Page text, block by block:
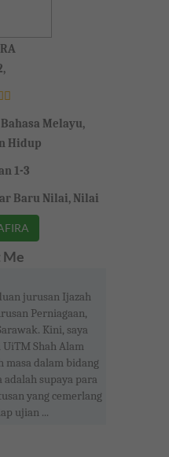
Melayu,
Hidup
1-3
Baru Nilai, Nilai
Me
jurusan Ijazah
Perniagaan,
Kini, saya
Shah Alam
masa dalam bidang
adalah supaya para
yang cemerlang
ujian ...